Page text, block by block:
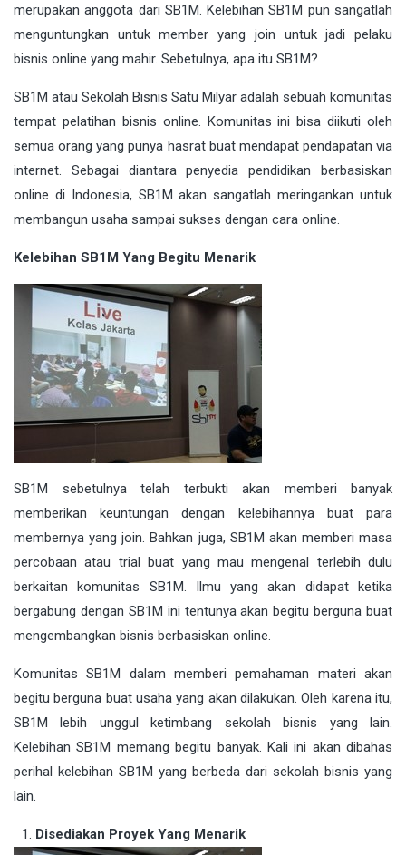
merupakan anggota dari SB1M. Kelebihan SB1M pun sangatlah
menguntungkan untuk member yang join untuk jadi pelaku
bisnis online yang mahir. Sebetulnya, apa itu SB1M?
SB1M atau Sekolah Bisnis Satu Milyar adalah sebuah komunitas
tempat pelatihan bisnis online. Komunitas ini bisa diikuti oleh
semua orang yang punya hasrat buat mendapat pendapatan via
internet. Sebagai diantara penyedia pendidikan berbasiskan
online di Indonesia, SB1M akan sangatlah meringankan untuk
membangun usaha sampai sukses dengan cara online.
Kelebihan SB1M Yang Begitu Menarik
SB1M sebetulnya telah terbukti akan memberi banyak
memberikan keuntungan dengan kelebihannya buat para
membernya yang join. Bahkan juga, SB1M akan memberi masa
percobaan atau trial buat yang mau mengenal terlebih dulu
berkaitan komunitas SB1M. Ilmu yang akan didapat ketika
bergabung dengan SB1M ini tentunya akan begitu berguna buat
mengembangkan bisnis berbasiskan online.
Komunitas SB1M dalam memberi pemahaman materi akan
begitu berguna buat usaha yang akan dilakukan. Oleh karena itu,
SB1M lebih unggul ketimbang sekolah bisnis yang lain.
Kelebihan SB1M memang begitu banyak. Kali ini akan dibahas
perihal kelebihan SB1M yang berbeda dari sekolah bisnis yang
lain.
Disediakan Proyek Yang Menarik